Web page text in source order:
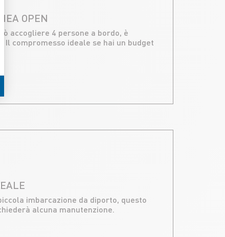
OPEN
accogliere 4 persone a bordo, è
Il compromesso ideale se hai un budget
imbarcazione da diporto, questo
alcuna manutenzione.